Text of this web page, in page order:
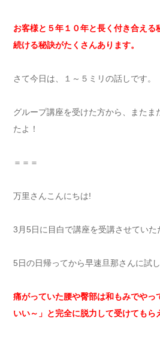
お客様と５年１０年と長く付き合える
続ける秘訣がたくさんあります。
さて今日は、１～５ミリの話しです。
グループ講座を受けた方から、またま
たよ！
＝＝＝
万里さんこんにちは!
3月5日に目白で講座を受講させてい
5日の日帰ってから早速旦那さんに試
痛がっていた腰や臀部は和もみでやっ
いい～」と完全に脱力して受けてもら